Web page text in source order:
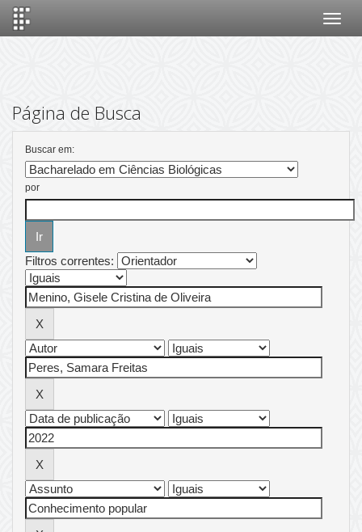
Página de Busca
Buscar em:
por
Filtros correntes: